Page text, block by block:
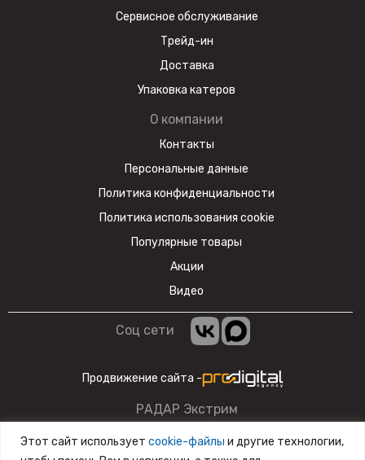
Сервисное обслуживание
Трейд-ин
Доставка
Упаковка катеров
О компании
Контакты
Персональные данные
Политика конфиденциальности
Политика использования cookie
Популярные товары
Акции
Видео
Соц сети
Продвижение сайта -
РАДАР Экстрим
Данный сайт несет информационный характер и ни при
каких условиях материалы и цены, размещенные на сайте,
Этот сайт использует cookie-файлы и другие технологии,